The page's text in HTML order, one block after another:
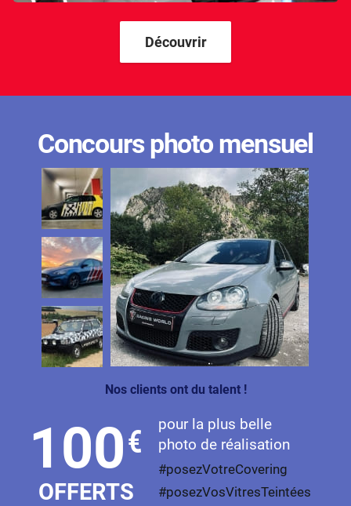
Découvrir
Concours photo mensuel
Nos clients ont du talent !
100€
OFFERTS
pour la plus belle
photo de réalisation
#posezVotreCovering
#posezVosVitresTeintées